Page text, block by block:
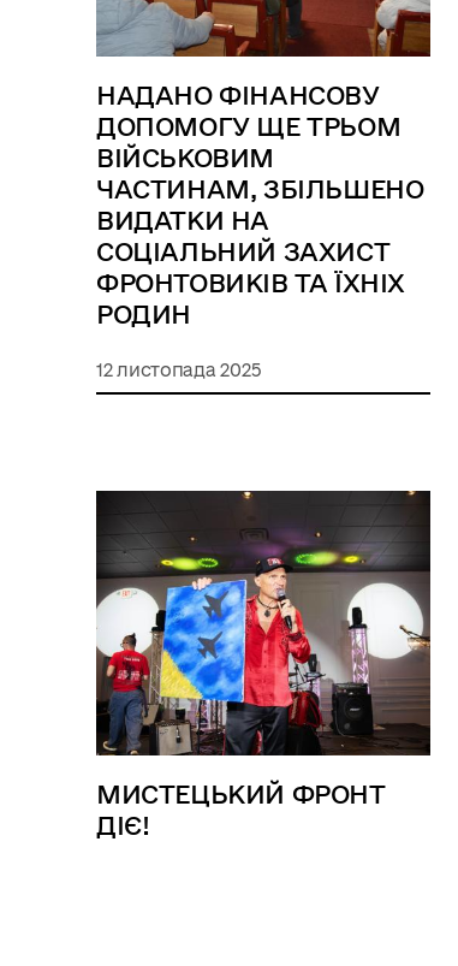
НАДАНО ФІНАНСОВУ
ДОПОМОГУ ЩЕ ТРЬОМ
ВІЙСЬКОВИМ
ЧАСТИНАМ, ЗБІЛЬШЕНО
ВИДАТКИ НА
СОЦІАЛЬНИЙ ЗАХИСТ
ФРОНТОВИКІВ ТА ЇХНІХ
РОДИН
12 листопада 2025
МИСТЕЦЬКИЙ ФРОНТ
ДІЄ!